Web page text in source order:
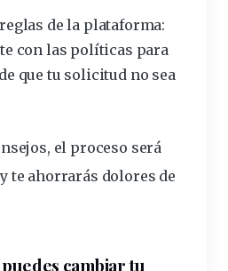
de la plataforma:
con las políticas para
que tu solicitud no sea
el proceso será
te ahorrarás dolores de
cambiar tu